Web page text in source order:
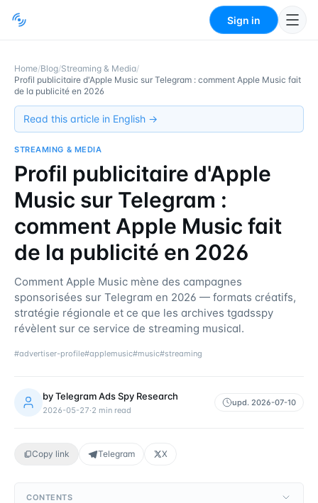
Sign in
Home/Blog/Streaming & Media/
Profil publicitaire d'Apple Music sur Telegram : comment Apple Music fait
de la publicité en 2026
Read this article in English →
STREAMING & MEDIA
Profil publicitaire d'Apple
Music sur Telegram :
comment Apple Music fait
de la publicité en 2026
Comment Apple Music mène des campagnes
sponsorisées sur Telegram en 2026 — formats créatifs,
stratégie régionale et ce que les archives tgadsspy
révèlent sur ce service de streaming musical.
#advertiser-profile#applemusic#music#streaming
byTelegram Ads Spy Research
2026-05-27·2 min read
upd. 2026-07-10
Copy link Telegram X
CONTENTS